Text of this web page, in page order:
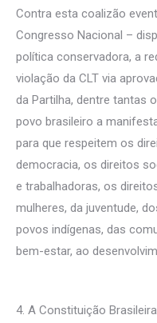
Contra esta coalizão
Congresso Nacional –
política conservadora, a
violação da CLT via
da Partilha, dentre tantas
povo brasileiro a
para que respeitem os
democracia, os direitos
e trabalhadoras, os
mulheres, da juventude,
povos indígenas, das
bem-estar, ao
4. A Constituição